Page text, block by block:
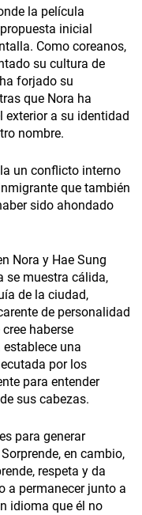
la película
inicial
Como coreanos,
su cultura de
forjado su
que Nora ha
exterior a su identidad
nombre.
un conflicto interno
que también
sido ahondado
Nora y Hae Sung
se muestra cálida,
de la ciudad,
de personalidad
haberse
una
por los
para entender
sus cabezas.
para generar
en cambio,
respeta y da
a permanecer junto a
idioma que él no